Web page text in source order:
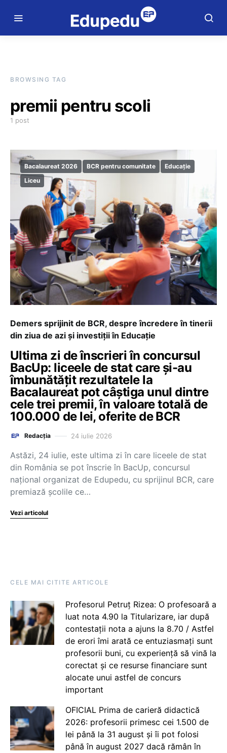
BROWSING TAG
premii pentru scoli
1 post
Bacalaureat 2026 BCR pentru comunitate
Educație
Liceu
Demers sprijinit de BCR, despre încredere în tinerii
din ziua de azi și investiții în Educație
Ultima zi de înscrieri în concursul
BacUp: liceele de stat care și-au
îmbunătățit rezultatele la
Bacalaureat pot câștiga unul dintre
cele trei premii, în valoare totală de
100.000 de lei, oferite de BCR
Redacția 24 iulie 2026
Astăzi, 24 iulie, este ultima zi în care liceele de stat
din România se pot înscrie în BacUp, concursul
național organizat de Edupedu, cu sprijinul BCR, care
premiază școlile ce…
Vezi articolul
CELE MAI CITITE ARTICOLE
Profesorul Petruț Rizea: O profesoară a
luat nota 4.90 la Titularizare, iar după
contestații nota a ajuns la 8.70 / Astfel
de erori îmi arată ce entuziasmați sunt
profesorii buni, cu experiență să vină la
corectat și ce resurse financiare sunt
alocate unui astfel de concurs
important
OFICIAL Prima de carieră didactică
2026: profesorii primesc cei 1.500 de
lei până la 31 august și îi pot folosi
până în august 2027 dacă rămân în